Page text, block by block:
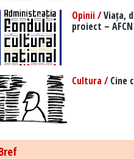
Opinii /Viața,
proiect – AFCN
Cultura /Cine